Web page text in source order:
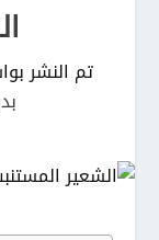
تم النشر